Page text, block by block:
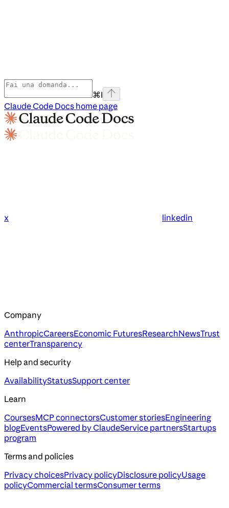
⌘I
Claude Code Docs home page
x linkedin
Company
AnthropicCareersEconomic FuturesResearchNewsTrust
centerTransparency
Help and security
AvailabilityStatusSupport center
Learn
CoursesMCP connectorsCustomer storiesEngineering
blogEventsPowered by ClaudeService partnersStartups
program
Terms and policies
Privacy choicesPrivacy policyDisclosure policyUsage
policyCommercial termsConsumer terms